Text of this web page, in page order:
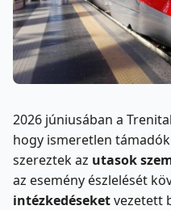
2026 júniusában a
hogy ismeretlen
szereztek az utasok
az esemény észlelését
intézkedéseketvezetett